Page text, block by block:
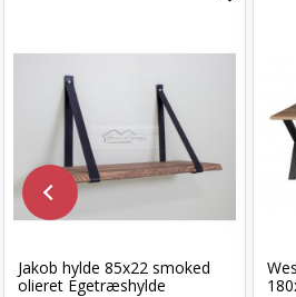
Jakob hylde 85x22 smoked
olieret Egetræshylde